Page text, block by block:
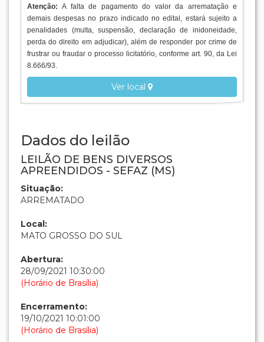
Atenção:A falta de pagamento do valor da arrematação e
demais despesas no prazo indicado no edital, estará sujeito a
penalidades (multa, suspensão, declaração de inidoneidade,
perda do direito em adjudicar), além de responder por crime de
frustrar ou fraudar o processo licitatório, conforme art. 90, da Lei
8.666/93.
Ver local
Dados do leilão
LEILÃO DE BENS DIVERSOS
APREENDIDOS - SEFAZ (MS)
Situação:
ARREMATADO
Local:
MATO GROSSO DO SUL
Abertura:
28/09/2021 10:30:00
(Horário de Brasília)
Encerramento:
19/10/2021 10:01:00
(Horário de Brasília)